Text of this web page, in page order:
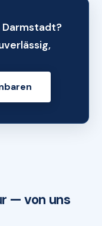
Darmstadt?
— von uns